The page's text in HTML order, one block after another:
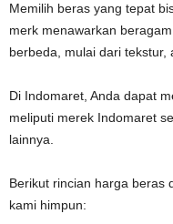
Memilih beras yang tepat
merk menawarkan
berbeda, mulai dari tekstur,
Di Indomaret, Anda dapat
meliputi merek Indomaret
lainnya.
Berikut rincian harga beras
kami himpun: